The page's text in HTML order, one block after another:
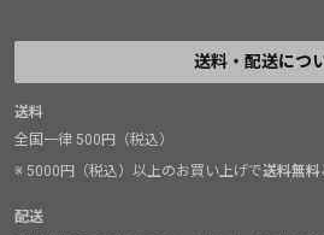
送料・配送につ
送料
全国一律 500円（税込）
※ 5000円（税込）以上のお買い上げで送料無料
配送